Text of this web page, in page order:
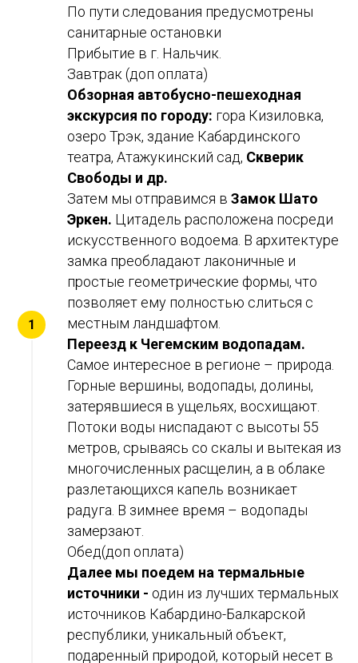
По пути следования предусмотрены
санитарные остановки
Прибытие в г. Нальчик.
Завтрак (доп оплата)
Обзорная автобусно-пешеходная
экскурсия по городу: гора Кизиловка,
озеро Трэк, здание Кабардинского
театра, Атажукинский сад, Скверик
Свободы и др.
Затем мы отправимся в Замок Шато
Эркен. Цитадель расположена посреди
искусственного водоема. В архитектуре
замка преобладают лаконичные и
простые геометрические формы, что
позволяет ему полностью слиться с
местным ландшафтом.
Переезд к Чегемским водопадам.
Самое интересное в регионе – природа.
Горные вершины, водопады, долины,
затерявшиеся в ущельях, восхищают.
Потоки воды ниспадают с высоты 55
метров, срываясь со скалы и вытекая из
многочисленных расщелин, а в облаке
разлетающихся капель возникает
радуга. В зимнее время – водопады
замерзают.
Обед(доп оплата)
Далее мы поедем на термальные
источники - один из лучших термальных
источников Кабардино-Балкарской
республики, уникальный объект,
подаренный природой, который несет в